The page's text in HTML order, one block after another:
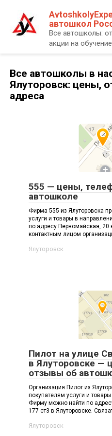
контенту
автошкол
Все автошколы:
акции на обучение
Все автошколы в
Ялуторовск: цены,
адреса
555 — цены,
автошколе
Фирма 555 из Ялуторовска
услуги и товары в
по адресу Первомайская, 20
контактным лицом
Ялуторовск
Пилот на улице
в Ялуторовске —
отзывы об
Организация Пилот из
покупателям услуги и
Фирму можно найти по
177 ст3 в Ялуторовске.
Ялуторовск